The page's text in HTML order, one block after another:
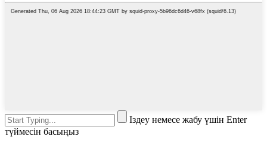
Іздеу немесе жабу үшін Enter
түймесін басыңыз